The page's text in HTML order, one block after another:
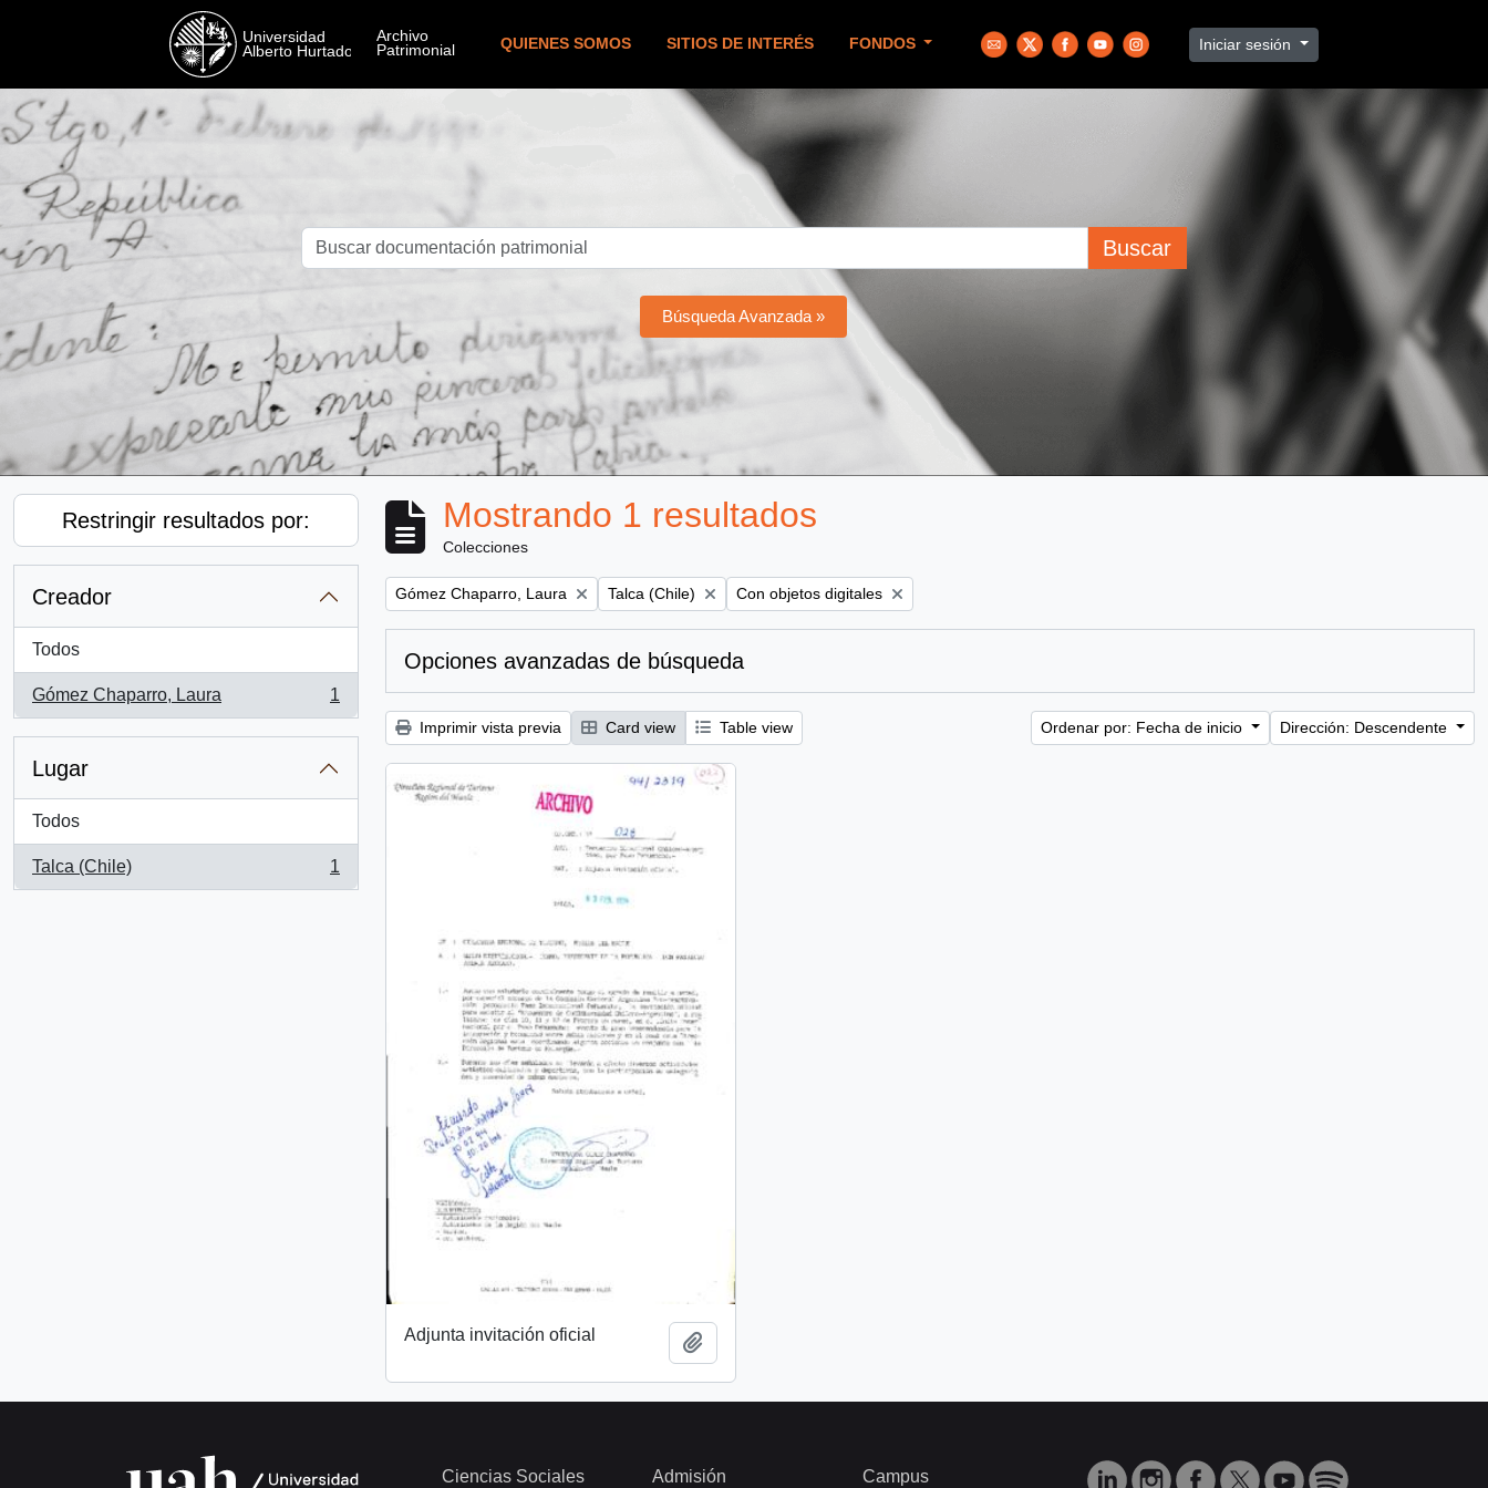
QUIENES SOMOS SITIOS DE INTERÉS FONDOS Iniciar sesión
Buscar
Búsqueda Avanzada »
Restringir resultados por:
Creador
Todos
Gómez Chaparro, Laura
, 1 resultados
1
Lugar
Todos
Talca (Chile)
, 1 resultados
1
Mostrando 1 resultados
Colecciones
Remove filter:
Gómez Chaparro, Laura Remove filter:
Talca (Chile) Remove filter:
Con objetos digitales
Opciones avanzadas de búsqueda
Imprimir vista previa Card view Table view Ordenar por: Fecha de inicio Dirección: Descendente
Adjunta invitación oficial
Ciencias Sociales Admisión Campus